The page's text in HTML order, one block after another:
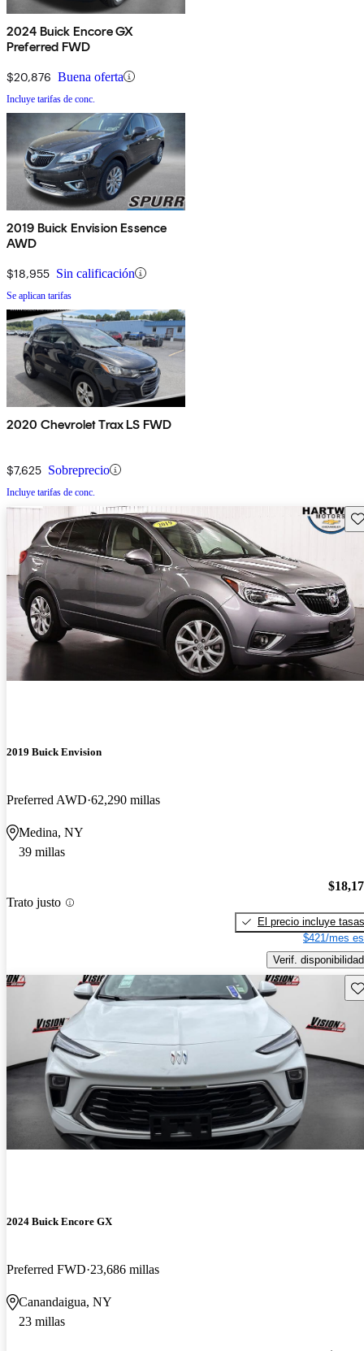
2024 Buick Encore GX
Preferred FWD
$20,876 Buena oferta
Incluye tarifas de conc.
2019 Buick Envision Essence
AWD
$18,955 Sin calificación
Se aplican tarifas
2020 Chevrolet Trax LS FWD
$7,625 Sobreprecio
Incluye tarifas de conc.
2019 Buick Envision
Preferred AWD 62,290 millas
Medina, NY
39 millas
Trato justo
El precio incluye tasas
$421/mes
Verif. disponibilidad
2024 Buick Encore GX
Preferred FWD 23,686 millas
Canandaigua, NY
23 millas